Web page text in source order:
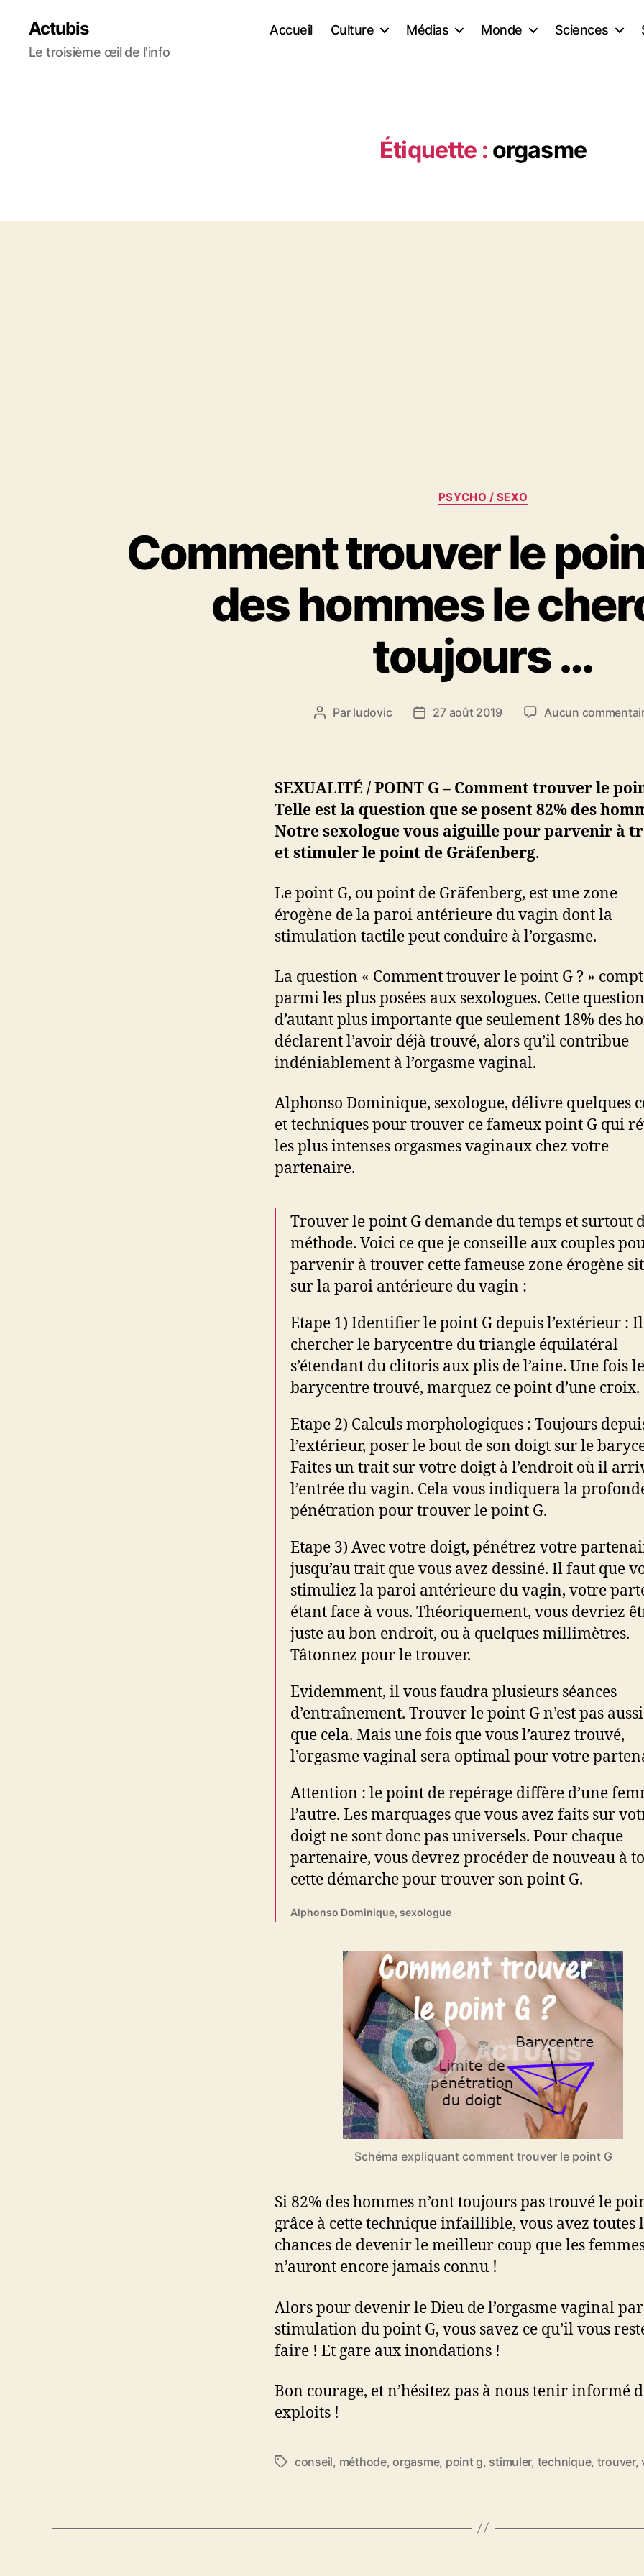
Actubis
Le troisième œil de l'info
Accueil Culture Médias Monde Sciences
Étiquette : orgasme
Catégories
PSYCHO / SEXO
Comment trouver le
des hommes le
toujours …
Auteur
Par ludovic
Date27 août 2019 Aucun
SEXUALITÉ / POINT G – Comment trouver le
Telle est la question que se posent 82% des
Notre sexologue vous aiguille pour parvenir à
et stimuler le point de Gräfenberg.
Le point G, ou point de Gräfenberg, est une zone
érogène de la paroi antérieure du vagin dont la
stimulation tactile peut conduire à l’orgasme.
La question « Comment trouver le point G ? »
parmi les plus posées aux sexologues. Cette
d’autant plus importante que seulement 18% des
déclarent l’avoir déjà trouvé, alors qu’il contribue
indéniablement à l’orgasme vaginal.
Alphonso Dominique, sexologue, délivre quelques
et techniques pour trouver ce fameux point G qui
les plus intenses orgasmes vaginaux chez votre
partenaire.
Trouver le point G demande du temps et surtout
méthode. Voici ce que je conseille aux couples
parvenir à trouver cette fameuse zone érogène
sur la paroi antérieure du vagin :
Etape 1) Identifier le point G depuis l’extérieur :
chercher le barycentre du triangle équilatéral
s’étendant du clitoris aux plis de l’aine. Une fois le
barycentre trouvé, marquez ce point d’une croix.
Etape 2) Calculs morphologiques : Toujours
l’extérieur, poser le bout de son doigt sur le
Faites un trait sur votre doigt à l’endroit où il
l’entrée du vagin. Cela vous indiquera la
pénétration pour trouver le point G.
Etape 3) Avec votre doigt, pénétrez votre
jusqu’au trait que vous avez dessiné. Il faut que
stimuliez la paroi antérieure du vagin, votre
étant face à vous. Théoriquement, vous devriez
juste au bon endroit, ou à quelques millimètres.
Tâtonnez pour le trouver.
Evidemment, il vous faudra plusieurs séances
d’entraînement. Trouver le point G n’est pas
que cela. Mais une fois que vous l’aurez trouvé,
l’orgasme vaginal sera optimal pour votre
Attention : le point de repérage diffère d’une
l’autre. Les marquages que vous avez faits sur
doigt ne sont donc pas universels. Pour chaque
partenaire, vous devrez procéder de nouveau à
cette démarche pour trouver son point G.
Alphonso Dominique, sexologue
Schéma expliquant comment trouver le point G
Si 82% des hommes n’ont toujours pas trouvé le
grâce à cette technique infaillible, vous avez toutes
chances de devenir le meilleur coup que les
n’auront encore jamais connu !
Alors pour devenir le Dieu de l’orgasme vaginal par
stimulation du point G, vous savez ce qu’il vous
faire ! Et gare aux inondations !
Bon courage, et n’hésitez pas à nous tenir informé
exploits !
Étiquettes
conseil, méthode,orgasme, point g, stimuler, technique, trouver,